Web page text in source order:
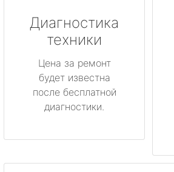
Диагностика
техники
Цена за ремонт
будет известна
после бесплатной
диагностики.